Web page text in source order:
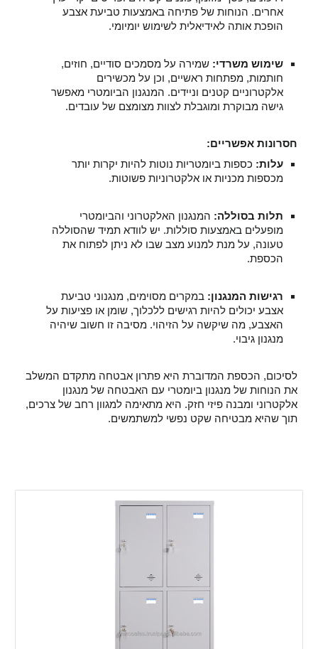
אחרים. הנוחות של פתיחה באמצעות טביעת אצבע
הופכת אותה לאידיאלית לשימוש יומיומי.
שימוש משרדי: שמירה על מסמכים סודיים, חוזים,
חותמות, מפתחות ראשיים, וכן על מכשירים
אלקטרוניים קטנים וניידים. המנגנון הביומטרי מאפשר
גישה מבוקרת ומוגבלת לצוות מצומצם של עובדים.
חסרונות אפשריים:
עלות: כספות ביומטריות נוטות להיות יקרות יותר
מכספות מכניות או אלקטרוניות פשוטות.
תלות בסוללה: המנגנון האלקטרוני והביומטרי
מופעלים באמצעות סוללות. יש לוודא תמיד שהסוללה
טעונה, על מנת למנוע מצב שבו לא ניתן לפתוח את
הכספת.
רגישות המנגנון: במקרים מסוימים, מנגנוני טביעת
אצבע יכולים להיות רגישים ללכלוך, שומן או פציעות על
האצבע, מה שיקשה על הזיהוי. מסיבה זו חשוב שיהיה
מנגנון גיבוי.
לסיכום, הכספת המדוברת היא פתרון אבטחה מתקדם המשלב
את הנוחות של מנגנון ביומטרי עם האבטחה של מנגנון
אלקטרוני ומבנה פיזי חזק. היא מתאימה למגוון רחב של צרכים,
תוך שהיא מבטיחה שקט נפשי למשתמשים.